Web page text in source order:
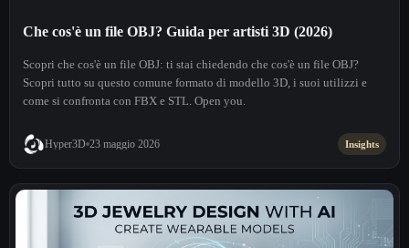
Che cos'è un file OBJ? Guida per artisti 3D (2026)
Scopri che cos'è un file OBJ: ti stai chiedendo che cos'è un file OBJ?
Scopri tutto su questo comune formato di modello 3D, i suoi utilizzi e
come si confronta con FBX e STL. Open you.
Hyper3D 23 maggio 2026 Insights